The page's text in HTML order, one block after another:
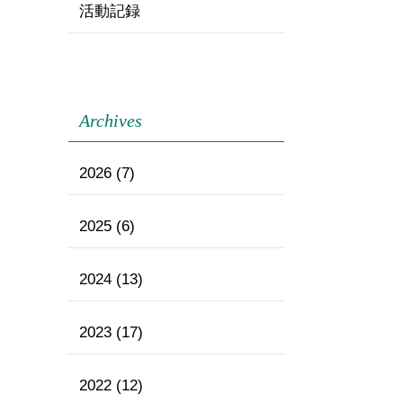
活動記録
Archives
2026 (7)
2025 (6)
2024 (13)
2023 (17)
2022 (12)